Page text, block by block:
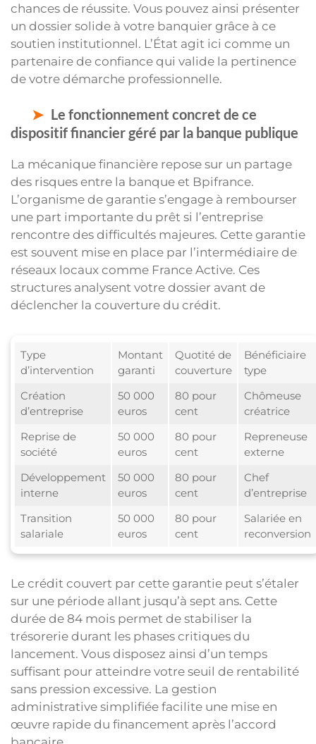
chances de réussite. Vous pouvez ainsi présenter
un dossier solide à votre banquier grâce à ce
soutien institutionnel. L’État agit ici comme un
partenaire de confiance qui valide la pertinence
de votre démarche professionnelle.
Le fonctionnement concret de ce
dispositif financier géré par la banque publique
La mécanique financière repose sur un partage
des risques entre la banque et Bpifrance.
L’organisme de garantie s’engage à rembourser
une part importante du prêt si l’entreprise
rencontre des difficultés majeures. Cette garantie
est souvent mise en place par l’intermédiaire de
réseaux locaux comme France Active. Ces
structures analysent votre dossier avant de
déclencher la couverture du crédit.
Type
d’intervention
Montant
garanti
Quotité de
couverture
Bénéficiaire
type
Création
d’entreprise
50 000
euros
80 pour
cent
Chômeuse
créatrice
Reprise de
société
50 000
euros
80 pour
cent
Repreneuse
externe
Développement
interne
50 000
euros
80 pour
cent
Chef
d’entreprise
Transition
salariale
50 000
euros
80 pour
cent
Salariée en
reconversion
Le crédit couvert par cette garantie peut s’étaler
sur une période allant jusqu’à sept ans. Cette
durée de 84 mois permet de stabiliser la
trésorerie durant les phases critiques du
lancement. Vous disposez ainsi d’un temps
suffisant pour atteindre votre seuil de rentabilité
sans pression excessive. La gestion
administrative simplifiée facilite une mise en
œuvre rapide du financement après l’accord